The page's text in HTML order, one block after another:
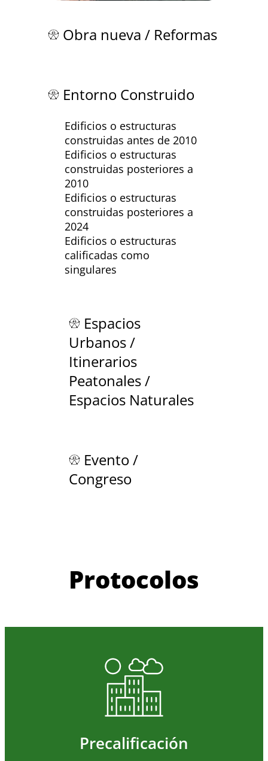
Obra nueva / Reformas
Entorno Construido
Edificios o estructuras
construidas antes de 2010
Edificios o estructuras
construidas posteriores a
2010
Edificios o estructuras
construidas posteriores a
2024
Edificios o estructuras
calificadas como
singulares
Espacios
Urbanos /
Itinerarios
Peatonales /
Espacios Naturales
Evento /
Congreso
Protocolos
Precalificación